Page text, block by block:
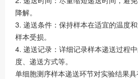
降解。
3. 递送条件：保持样本在适宜的温度
样本受损。
4. 递送记录：详细记录样本递送过程
度、递送方式等。
单细胞测序样本递送环节对实验结果